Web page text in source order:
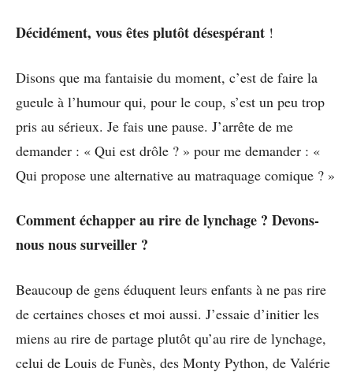
Décidément, vous êtes plutôt désespérant !
Disons que ma fantaisie du moment, c’est de faire la
gueule à l’humour qui, pour le coup, s’est un peu trop
pris au sérieux. Je fais une pause. J’arrête de me
demander : « Qui est drôle ? » pour me demander : «
Qui propose une alternative au matraquage comique ? »
Comment échapper au rire de lynchage ? Devons-
nous nous surveiller ?
Beaucoup de gens éduquent leurs enfants à ne pas rire
de certaines choses et moi aussi. J’essaie d’initier les
miens au rire de partage plutôt qu’au rire de lynchage,
celui de Louis de Funès, des Monty Python, de Valérie